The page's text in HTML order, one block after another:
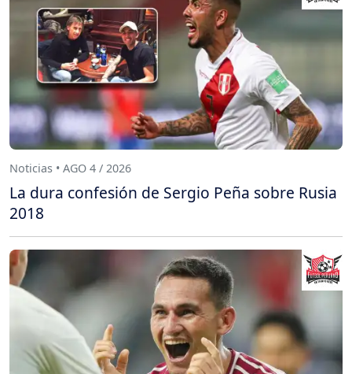
Noticias • AGO 4 / 2026
La dura confesión de Sergio Peña sobre Rusia
2018